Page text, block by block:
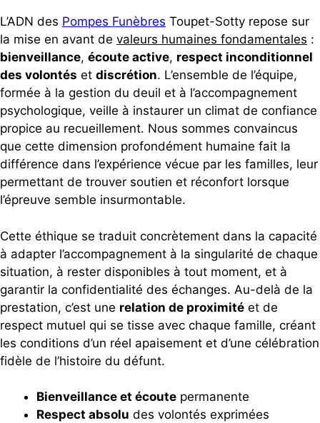
L’ADN des Pompes Funèbres Toupet-Sotty repose sur
la mise en avant de valeurs humaines fondamentales :
bienveillance, écoute active, respect inconditionnel
des volontés et discrétion. L’ensemble de l’équipe,
formée à la gestion du deuil et à l’accompagnement
psychologique, veille à instaurer un climat de confiance
propice au recueillement. Nous sommes convaincus
que cette dimension profondément humaine fait la
différence dans l’expérience vécue par les familles, leur
permettant de trouver soutien et réconfort lorsque
l’épreuve semble insurmontable.
Cette éthique se traduit concrètement dans la capacité
à adapter l’accompagnement à la singularité de chaque
situation, à rester disponibles à tout moment, et à
garantir la confidentialité des échanges. Au-delà de la
prestation, c’est une relation de proximité et de
respect mutuel qui se tisse avec chaque famille, créant
les conditions d’un réel apaisement et d’une célébration
fidèle de l’histoire du défunt.
Bienveillance et écoute permanente
Respect absolu des volontés exprimées